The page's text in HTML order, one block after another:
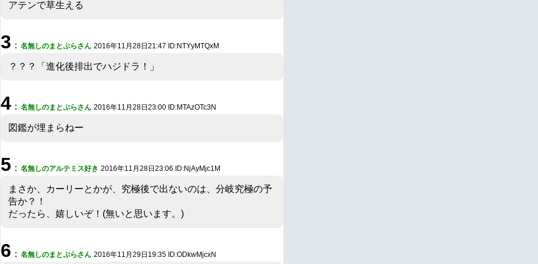
アテンで草生える
3 ： 名無しのまとぷらさん 2016年11月28日21:47 ID:NTYyMTQxM
？？？「進化後排出でハジドラ！」
4 ： 名無しのまとぷらさん 2016年11月28日23:00 ID:MTAzOTc3N
図鑑が埋まらねー
5 ： 名無しのアルテミス好き 2016年11月28日23:06 ID:NjAyMjc1M
まさか、カーリーとかが、究極後で出ないのは、分岐究極の予
告か？！
だったら、嬉しいぞ！(無いと思います。)
6 ： 名無しのまとぷらさん 2016年11月29日19:35 ID:ODkwMjcxN